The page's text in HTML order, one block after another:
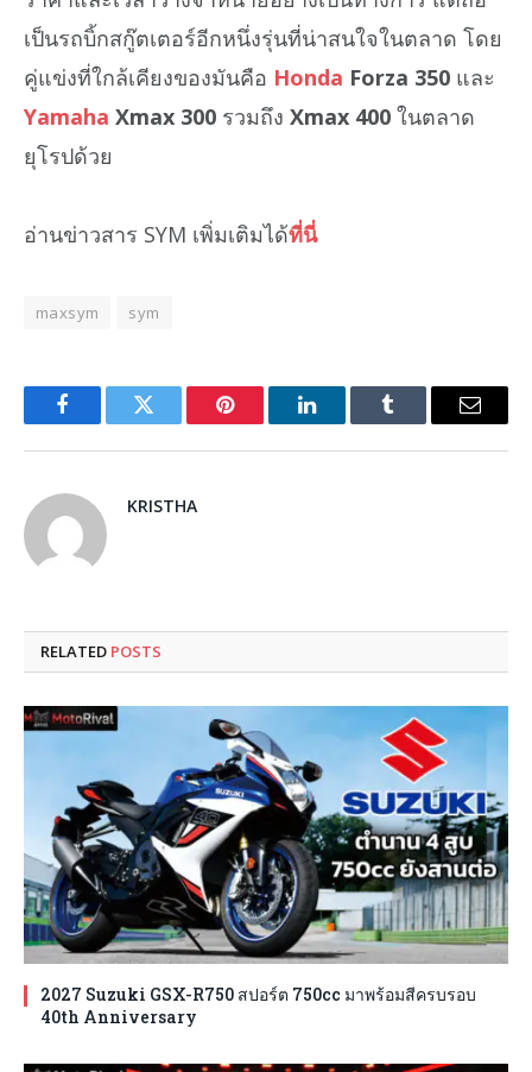
เป็นรถบิ้กสกู๊ตเตอร์อีกหนึ่งรุ่นที่น่าสนใจในตลาด โดย
คู่แข่งที่ใกล้เคียงของมันคือ Honda Forza 350 และ
Yamaha Xmax 300 รวมถึง Xmax 400 ในตลาด
ยุโรปด้วย
อ่านข่าวสาร SYM เพิ่มเติมได้ที่นี่
maxsym sym
FacebookTwitter Pinterest LinkedInTumblr Email
KRISTHA
RELATED POSTS
2027 Suzuki GSX-R750 สปอร์ต 750cc มาพร้อมสีครบรอบ
40th Anniversary